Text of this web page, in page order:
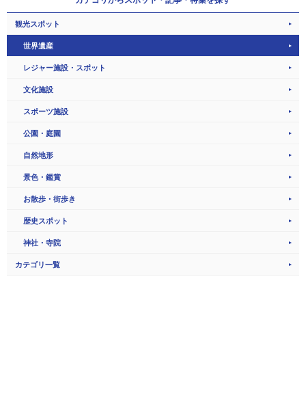
観光スポット
世界遺産
レジャー施設・スポット
文化施設
スポーツ施設
公園・庭園
自然地形
景色・鑑賞
お散歩・街歩き
歴史スポット
神社・寺院
カテゴリ一覧